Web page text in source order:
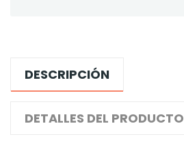
DESCRIPCIÓN
DETALLES DEL PRODUCTO